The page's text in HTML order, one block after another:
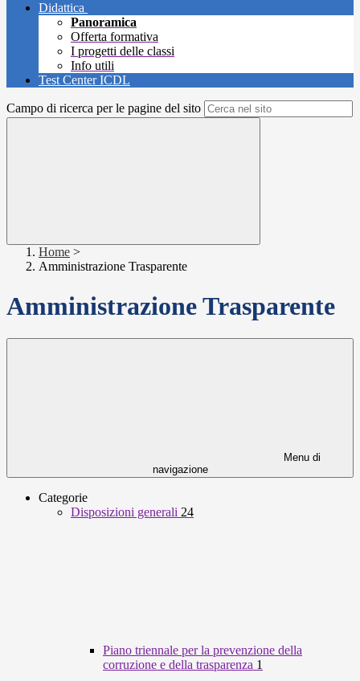
Didattica
Panoramica
Offerta formativa
I progetti delle classi
Info utili
Test Center ICDL
Campo di ricerca per le pagine del sito
Home >
Amministrazione Trasparente
Amministrazione Trasparente
Menu di
navigazione
Categorie
Disposizioni generali 24
Piano triennale per la prevenzione della
corruzione e della trasparenza 1